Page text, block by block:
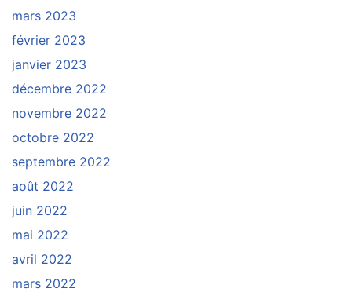
mars 2023
février 2023
janvier 2023
décembre 2022
novembre 2022
octobre 2022
septembre 2022
août 2022
juin 2022
mai 2022
avril 2022
mars 2022